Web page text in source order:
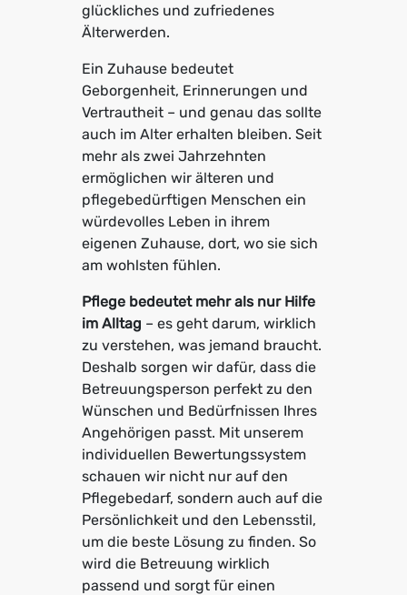
glückliches und zufriedenes
Älterwerden.
Ein Zuhause bedeutet
Geborgenheit, Erinnerungen und
Vertrautheit – und genau das sollte
auch im Alter erhalten bleiben. Seit
mehr als zwei Jahrzehnten
ermöglichen wir älteren und
pflegebedürftigen Menschen ein
würdevolles Leben in ihrem
eigenen Zuhause, dort, wo sie sich
am wohlsten fühlen.
Pflege bedeutet mehr als nur Hilfe
im Alltag – es geht darum, wirklich
zu verstehen, was jemand braucht.
Deshalb sorgen wir dafür, dass die
Betreuungsperson perfekt zu den
Wünschen und Bedürfnissen Ihres
Angehörigen passt. Mit unserem
individuellen Bewertungssystem
schauen wir nicht nur auf den
Pflegebedarf, sondern auch auf die
Persönlichkeit und den Lebensstil,
um die beste Lösung zu finden. So
wird die Betreuung wirklich
passend und sorgt für einen